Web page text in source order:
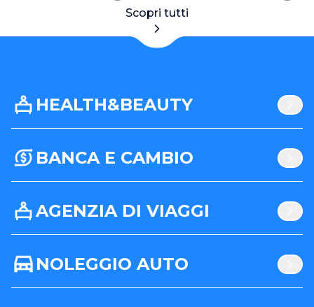
Scopri tutti
HEALTH&BEAUTY
BANCA E CAMBIO
AGENZIA DI VIAGGI
NOLEGGIO AUTO